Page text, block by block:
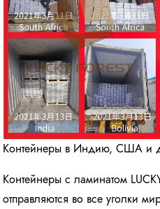
Контейнеры в Индию, США и
Контейнеры с ламинатом
отправляются во все уголки